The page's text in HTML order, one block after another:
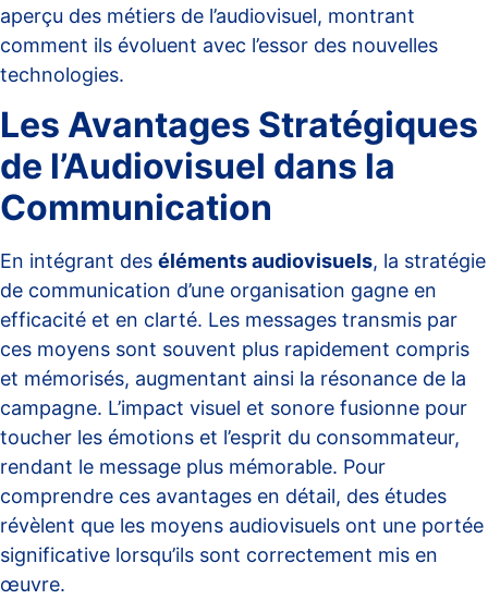
aperçu des métiers de l’audiovisuel, montrant
comment ils évoluent avec l’essor des nouvelles
technologies.
Les Avantages Stratégiques
de l’Audiovisuel dans la
Communication
En intégrant des éléments audiovisuels, la stratégie
de communication d’une organisation gagne en
efficacité et en clarté. Les messages transmis par
ces moyens sont souvent plus rapidement compris
et mémorisés, augmentant ainsi la résonance de la
campagne. L’impact visuel et sonore fusionne pour
toucher les émotions et l’esprit du consommateur,
rendant le message plus mémorable. Pour
comprendre ces avantages en détail, des études
révèlent que les moyens audiovisuels ont une portée
significative lorsqu’ils sont correctement mis en
œuvre.